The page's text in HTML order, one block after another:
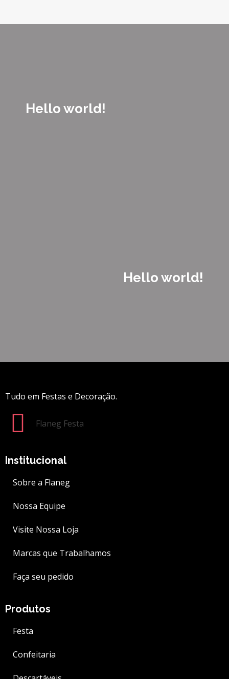
Hello world!
Hello world!
Tudo em Festas e Decoração.
Flaneg Festa
Institucional
Sobre a Flaneg
Nossa Equipe
Visite Nossa Loja
Marcas que Trabalhamos
Faça seu pedido
Produtos
Festa
Confeitaria